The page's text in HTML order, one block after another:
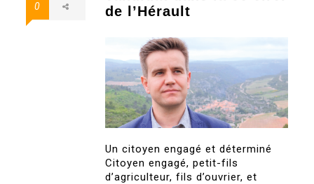
0
de l’Hérault
Un citoyen engagé et déterminé
Citoyen engagé, petit-fils
d’agriculteur, fils d’ouvrier, et